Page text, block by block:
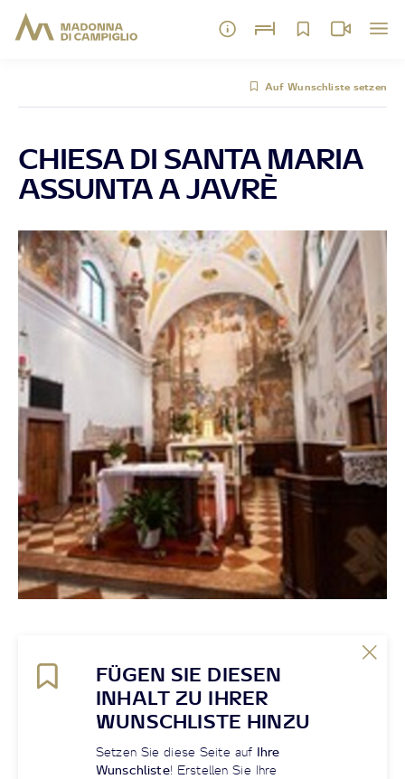
Auf Wunschliste setzen
CHIESA DI SANTA MARIA
ASSUNTA A JAVRÈ
FÜGEN SIE DIESEN
INHALT ZU IHRER
WUNSCHLISTE HINZU
Setzen Sie diese Seite auf Ihre
Wunschliste! Erstellen Sie Ihre